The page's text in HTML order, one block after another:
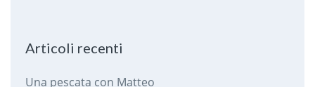
Articoli recenti
Una pescata con Matteo